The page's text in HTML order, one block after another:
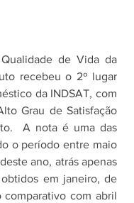
de Vida da
recebeu o 2º lugar
da INDSAT, com
Grau de Satisfação
A nota é uma das
o período entre maio
ano, atrás apenas
em janeiro, de
comparativo com abril